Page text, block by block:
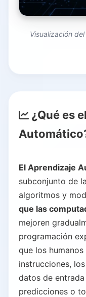
Visualización
¿Qué es
El Aprendizaje
subconjunto de
algoritmos y
que las
mejoren
programación
que los
instrucciones,
datos de
predicciones o